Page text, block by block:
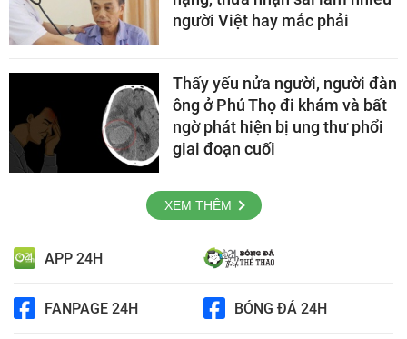
người Việt hay mắc phải
Thấy yếu nửa người, người đàn
ông ở Phú Thọ đi khám và bất
ngờ phát hiện bị ung thư phổi
giai đoạn cuối
XEM THÊM
APP 24H
FANPAGE 24H BÓNG ĐÁ 24H